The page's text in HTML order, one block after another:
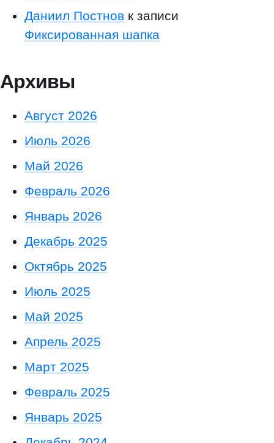
Даниил Постнов к записи
Фиксированная шапка
Архивы
Август 2026
Июль 2026
Май 2026
Февраль 2026
Январь 2026
Декабрь 2025
Октябрь 2025
Июль 2025
Май 2025
Апрель 2025
Март 2025
Февраль 2025
Январь 2025